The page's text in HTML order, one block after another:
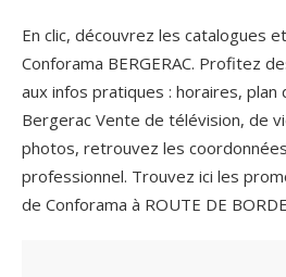
En clic, découvrez les catalogues
Conforama BERGERAC. Profitez
aux infos pratiques : horaires, plan
Bergerac Vente de télévision, de
photos, retrouvez les
professionnel. Trouvez ici les
de Conforama à ROUTE DE